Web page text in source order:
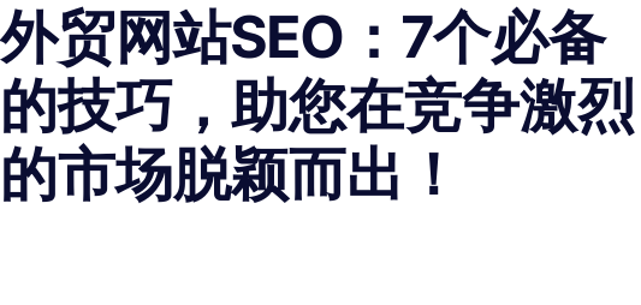
外贸网站SEO：7个必备
的技巧，助您在竞争激烈
的市场脱颖而出！